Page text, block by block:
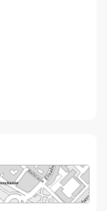
MapBS.
wird in einem